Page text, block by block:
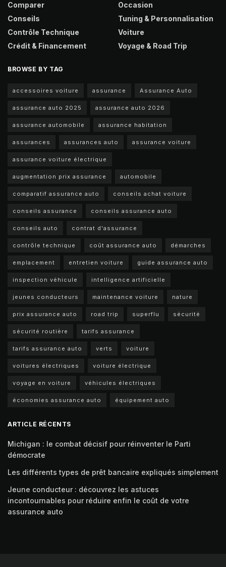
Comparer
Conseils
Contrôle Technique
Crédit & Financement
Occasion
Tuning & Personnalisation
Voiture
Voyage & Road Trip
BROWSE BY TAG
accessoires voiture assurance Assurance Auto
assurance auto 2025 assurance auto 2026
assurance automobile assurance habitation
assurances assurances auto assurance voiture
assurance voiture électrique
augmentation prix assurance automobile
comparatif assurance auto conseils achat voiture
conseils assurance conseils assurance auto
conseils auto contrat d'assurance
contrôle technique coût assurance auto démarches
emplacement entretien voiture guide assurance auto
inspection véhicule intelligence artificielle
jeunes conducteurs maintenance voiture nature
prix assurance auto road trip superflu sécurité
sécurité routière tarifs assurance
tarifs assurance auto verts voiture
voitures électriques voiture électrique
voyage en voiture véhicules électriques
économies assurance auto équipement auto
ARTICLE RÉCENTS
Michigan : le combat décisif pour réinventer le Parti
démocrate
Les différents types de prêt bancaire expliqués simplement
Jeune conducteur : découvrez les astuces
incontournables pour réduire enfin le coût de votre
assurance auto